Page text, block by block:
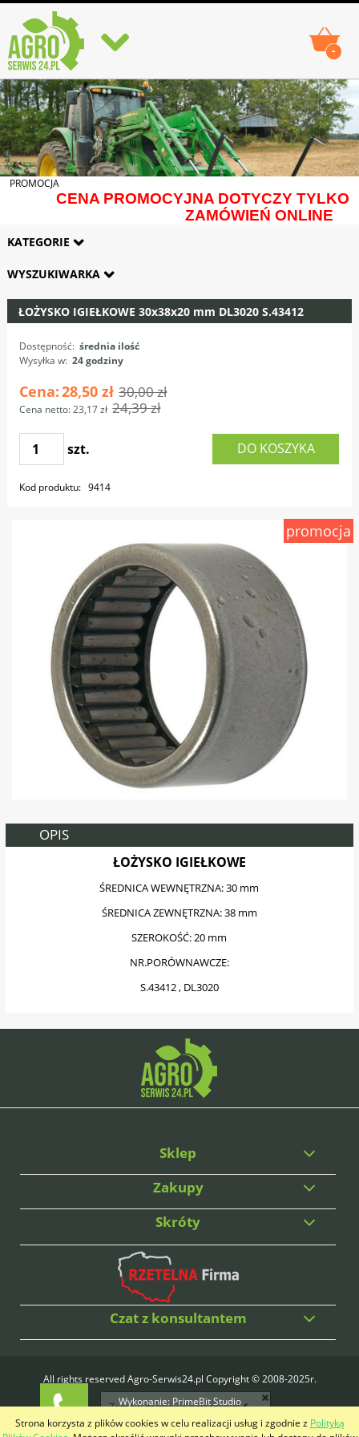
Strona korzysta z plików cookies w celu realizacji usług i zgodnie z Polityką
-
PROMOCJA
CENA PROMOCYJNA DOTYCZY TYLKO
ZAMÓWIEŃ ONLINE
KATEGORIE
WYSZUKIWARKA
promocja
ŁOŻYSKO IGIEŁKOWE 30x38x20 mm DL3020 S.43412
Dostępność: średnia ilość
Wysyłka w: 24 godziny
Cena:28,50 zł 30,00 zł
Cena netto:23,17 zł 24,39 zł
szt. DO KOSZYKA
Kod produktu: 9414
OPIS
ŁOŻYSKO IGIEŁKOWE
ŚREDNICA WEWNĘTRZNA: 30 mm
ŚREDNICA ZEWNĘTRZNA: 38 mm
SZEROKOŚĆ: 20 mm
NR.PORÓWNAWCZE:
S.43412 , DL3020
Sklep
Zakupy
Skróty
Czat z konsultantem
All rights reserved Agro-Serwis24.pl Copyright © 2008-2025r.
Wykonanie: PrimeBit Studio
Zamów darmowe połączenie!